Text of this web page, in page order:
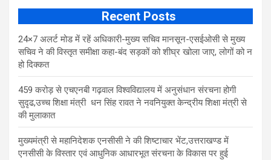
Recent Posts
24×7 अलर्ट मोड में रहें अधिकारी-मुख्य सचिव मानसून-एसईओसी से मुख्य
सचिव ने की विस्तृत समीक्षा कहा-बंद सड़कों को शीघ्र खोला जाए, लोगों को न
हो दिक्कत
459 करोड़ से एचएनबी गढ़वाल विश्वविद्यालय में अनुसंधान संरचना होगी
सुदृढ,उच्च शिक्षा मंत्री धन सिंह रावत ने नवनियुक्त केन्द्रीय शिक्षा मंत्री से
की मुलाकात
मुख्यमंत्री से महानिदेशक एनसीसी ने की शिष्टाचार भेंट,उत्तराखण्ड में
एनसीसी के विस्तार एवं आधुनिक आधारभूत संरचना के विकास पर हुई